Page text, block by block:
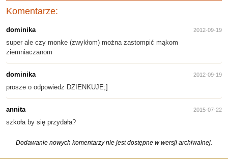
Komentarze:
dominika 2012-09-19
super ale czy monke (zwykłom) można zastompić mąkom
ziemniaczanom
dominika 2012-09-19
prosze o odpowiedz DZIENKUJE;]
annita 2015-07-22
szkoła by się przydała?
Dodawanie nowych komentarzy nie jest dostępne w wersji archiwalnej.